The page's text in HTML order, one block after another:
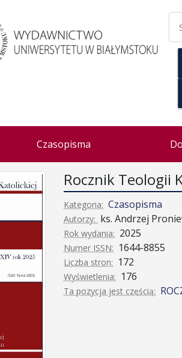
Czasopisma
Rocznik Teologii
Kategoria: Czasopisma
Autorzy: ks. Andrzej
Rok wydania: 2025
Numer ISSN: 1644-8855
Liczba stron: 172
Wyświetlenia: 176
Ta pozycja jest częścią: